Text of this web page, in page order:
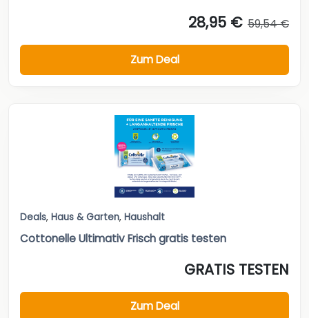
28,95 € 59,54 €
Zum Deal
Deals, Haus & Garten, Haushalt
Cottonelle Ultimativ Frisch gratis testen
GRATIS TESTEN
Zum Deal